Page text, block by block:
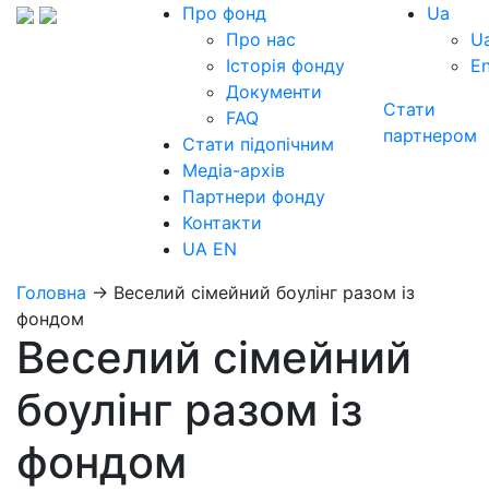
Про фонд
Про нас
Історія фонду
Документи
FAQ
Стати підопічним
Медіа-архів
Партнери фонду
Контакти
UA EN
Ua
Стати
партнером
Головна → Веселий сімейний боулінг разом із
фондом
Веселий сімейний
боулінг разом із
фондом